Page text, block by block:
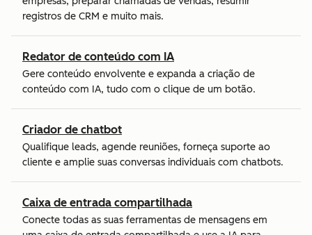
registros de CRM e muito mais.
Redator de conteúdo com IA
Gere conteúdo envolvente e expanda a criação de
conteúdo com IA, tudo com o clique de um botão.
Criador de chatbot
Qualifique leads, agende reuniões, forneça suporte ao
cliente e amplie suas conversas individuais com chatbots.
Caixa de entrada compartilhada
Conecte todas as suas ferramentas de mensagens em